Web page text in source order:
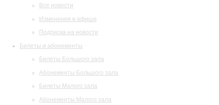
Все новости
Изменения в афише
Подписка на новости
Билеты и абонементы
Билеты Большого зала
Абонементы Большого зала
Билеты Малого зала
Абонементы Малого зала